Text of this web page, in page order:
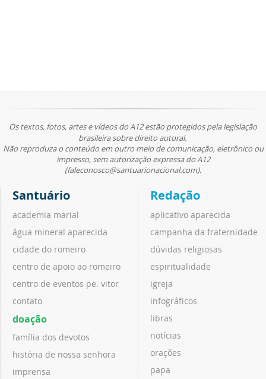
Os textos, fotos, artes e vídeos do A12 estão protegidos pela legislação
brasileira sobre direito autoral.
Não reproduza o conteúdo em outro meio de comunicação, eletrônico ou
impresso, sem autorização expressa do A12
(faleconosco@santuarionacional.com).
Santuário
academia marial
água mineral aparecida
cidade do romeiro
centro de apoio ao romeiro
centro de eventos pe. vitor
contato
doação
família dos devotos
história de nossa senhora
imprensa
Redação
aplicativo aparecida
campanha da fraternidade
dúvidas religiosas
espiritualidade
igreja
infográficos
libras
notícias
orações
papa